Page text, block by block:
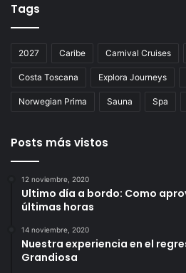
Tags
2027 Caribe Carnival Cruises
Costa Toscana Explora Journeys
Norwegian Prima Sauna Spa
Posts más vistos
12 noviembre, 2020
Ultimo día a bordo: Como
últimas horas
14 noviembre, 2020
Nuestra experiencia en el
Grandiosa